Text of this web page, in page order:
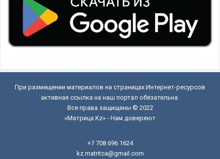
При размещении материалов на страницах Интернет-ресурсов
активная ссылка на наш портал обязательна.
Все права защищены © 2022
«Матрица.Kz» - Нам доверяют
+7 708 696 1624
kz.matritca@gmail.com